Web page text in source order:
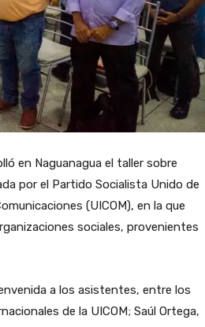
en Naguanagua el taller sobre
por el Partido Socialista Unido de
(UICOM), en la que
sociales, provenientes
a los asistentes, entre los
de la UICOM; Saúl Ortega,